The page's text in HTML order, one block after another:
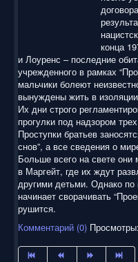
конца
и Лоуренс – последние
учрежденного в рамках
мальчики болеют
вынуждены жить в
Их дни строго
прогулки под надзором
Проступки братьев
снов”, а все сведения о
Больше всего на свете они
в Маргейт, где их ждут
другими детьми. Однако по
начинает сворачивать
рушится.
Комментарий (0)